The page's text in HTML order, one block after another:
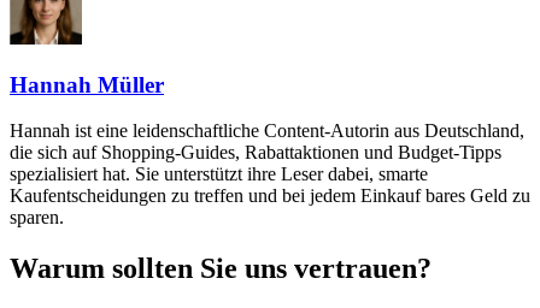
Hannah Müller
Hannah ist eine leidenschaftliche Content-Autorin aus Deutschland,
die sich auf Shopping-Guides, Rabattaktionen und Budget-Tipps
spezialisiert hat. Sie unterstützt ihre Leser dabei, smarte
Kaufentscheidungen zu treffen und bei jedem Einkauf bares Geld zu
sparen.
Warum sollten Sie uns vertrauen?